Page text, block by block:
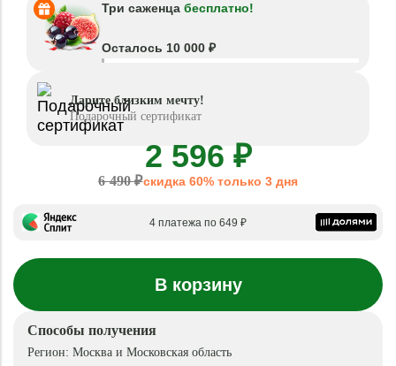
Три саженца бесплатно!
Осталось 10 000 ₽
Дарите близким мечту!
Подарочный сертификат
2 596 ₽
6 490 ₽скидка 60% только 3 дня
4 платежа по 649 ₽
В корзину
Способы получения
Регион: Москва и Московская область